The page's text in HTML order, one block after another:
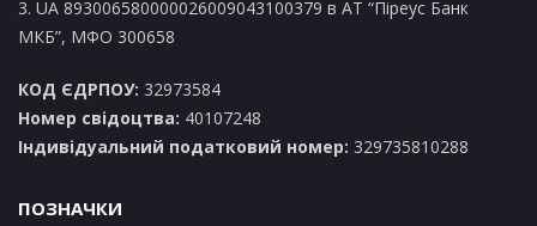
3. UA 893006580000026009043100379 в АТ “Піреус Банк
МКБ”, МФО 300658
КОД ЄДРПОУ: 32973584
Номер свідоцтва: 40107248
Індивідуальний податковий номер: 329735810288
ПОЗНАЧКИ